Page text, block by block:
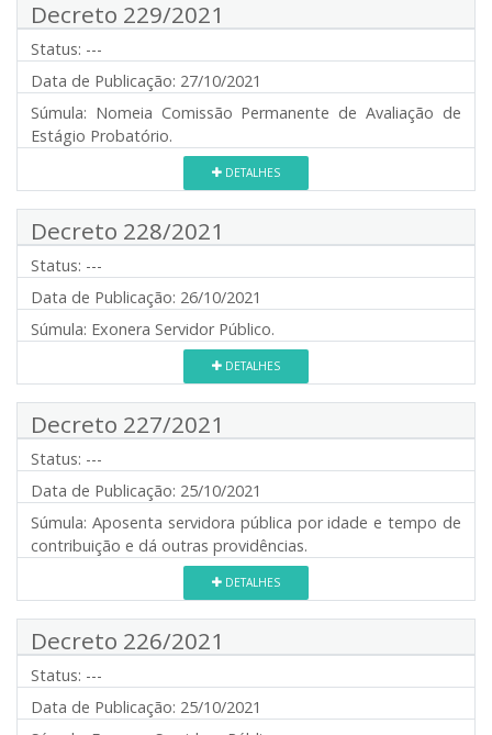
Decreto 229/2021
Status: ---
Data de Publicação: 27/10/2021
Súmula: Nomeia Comissão Permanente de Avaliação de
Estágio Probatório.
DETALHES
Decreto 228/2021
Status: ---
Data de Publicação: 26/10/2021
Súmula: Exonera Servidor Público.
DETALHES
Decreto 227/2021
Status: ---
Data de Publicação: 25/10/2021
Súmula: Aposenta servidora pública por idade e tempo de
contribuição e dá outras providências.
DETALHES
Decreto 226/2021
Status: ---
Data de Publicação: 25/10/2021